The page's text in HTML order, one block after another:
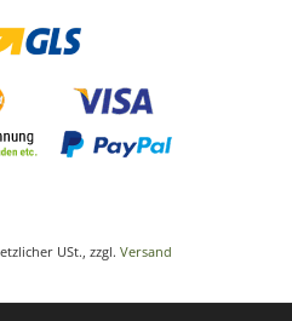
USt., zzgl. Versand